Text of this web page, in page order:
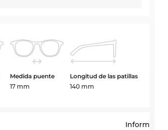
Medida puente
17 mm
Longitud de las patillas
140 mm